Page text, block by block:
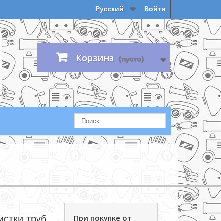
Войти
Русский
Корзина (пусто)
труб, При покупке от